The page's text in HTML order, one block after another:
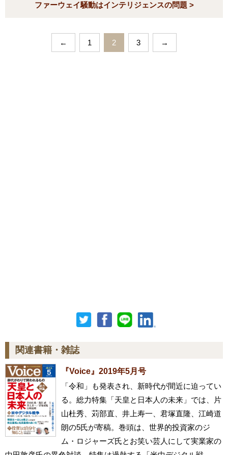
ファーウェイ騒動はインテリジェンスの問題 >
← 1 2 3 →
関連書籍・雑誌
『Voice』2019年5月号
「令和」も発表され、新時代が間近に迫ってい
る。総力特集「天皇と日本人の未来」では、片
山杜秀、苅部直、井上寿一、君塚直隆、江崎道
朗の5氏が寄稿。巻頭は、世界的投資家のジ
ム・ロジャーズ氏とお笑い芸人にして実業家の